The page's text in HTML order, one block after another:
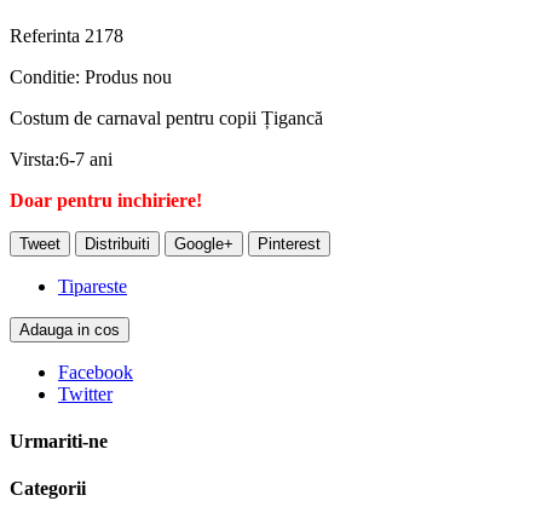
Referinta 2178
Conditie: Produs nou
Costum de carnaval pentru copii Țigancă
Virsta:6-7 ani
Doar pentru inchiriere!
Tweet Distribuiti Google+ Pinterest
Tipareste
Adauga in cos
Facebook
Twitter
Urmariti-ne
Categorii